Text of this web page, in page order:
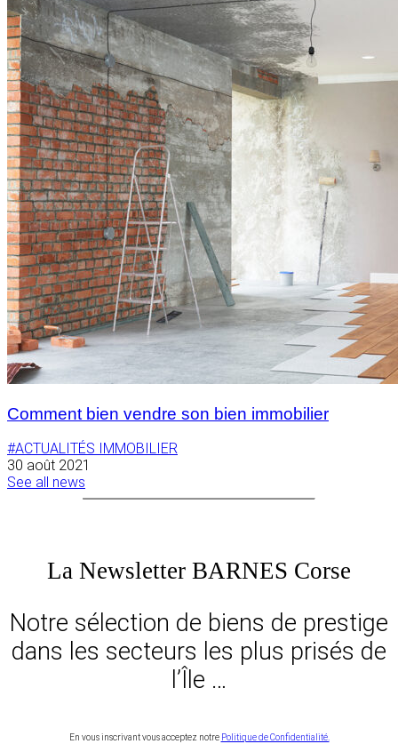
Comment bien vendre son bien immobilier
#ACTUALITÉS IMMOBILIER
30 août 2021
See all news
La Newsletter BARNES Corse
Notre sélection de biens de prestige
dans les secteurs les plus prisés de
l’Île …
En vous inscrivant vous acceptez notre Politique de Confidentialité.